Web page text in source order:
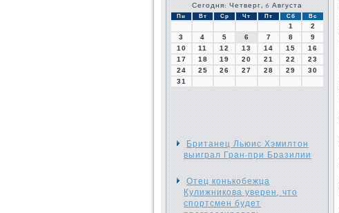
Сегодня: Четверг, 6 Августа
Пн Вт Ср Чт Пт Сб Вс
1
2
3
4 5 6 7 8
9
10
11 12 13 14 15
16
17
18 19 20 21 22
23
24
25 26 27 28 29
30
31
Британец Льюис Хэмилтон
выиграл Гран-при Бразилии
Отец конькобежца
Кулижникова уверен, что
спортсмен будет